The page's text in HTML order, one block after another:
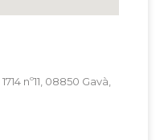
nº11, 08850 Gavà,